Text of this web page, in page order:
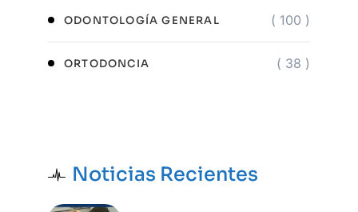
ODONTOLOGÍA GENERAL ( 100 )
ORTODONCIA ( 38 )
Noticias Recientes